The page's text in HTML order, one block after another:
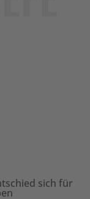
sich für